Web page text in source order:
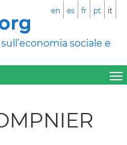
sociale e
en es fr pt it